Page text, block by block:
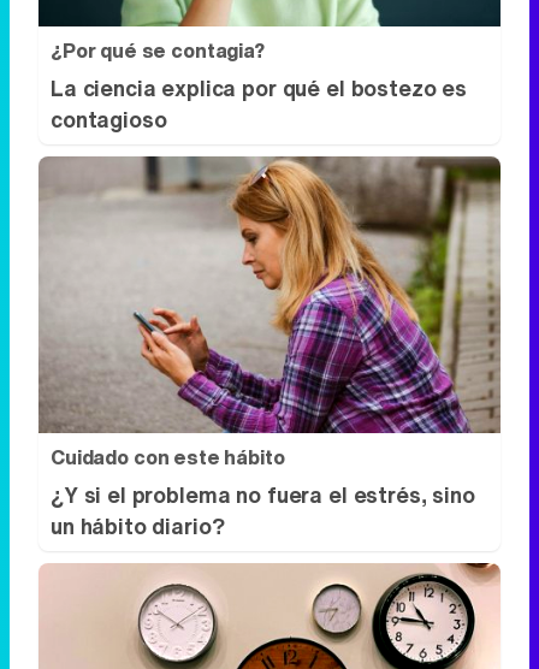
¿Por qué se contagia?
La ciencia explica por qué el bostezo es
contagioso
Cuidado con este hábito
¿Y si el problema no fuera el estrés, sino
un hábito diario?